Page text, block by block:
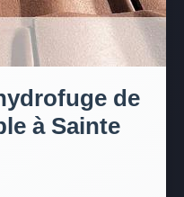
de
à Sainte